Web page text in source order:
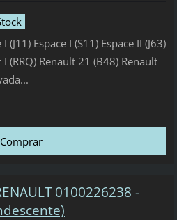
I (J11) Espace I (S11) Espace II (J63)
I (RRQ) Renault 21 (B48) Renault
0100226238 -